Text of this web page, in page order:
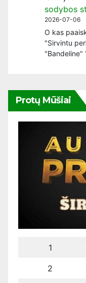
sodybos
2026-07-06
O kas
"Sirvintu
"Bandeline"
Protų Mūšiai
1
2